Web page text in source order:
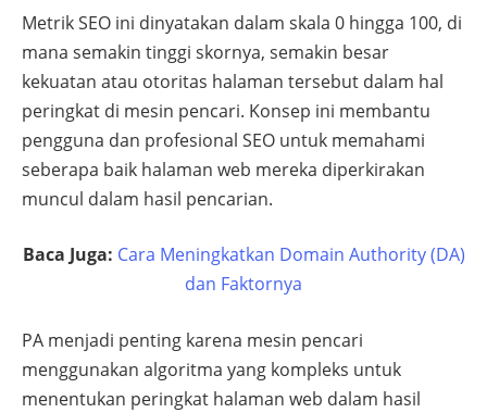
Metrik SEO ini dinyatakan dalam skala 0 hingga 100, di
mana semakin tinggi skornya, semakin besar
kekuatan atau otoritas halaman tersebut dalam hal
peringkat di mesin pencari. Konsep ini membantu
pengguna dan profesional SEO untuk memahami
seberapa baik halaman web mereka diperkirakan
muncul dalam hasil pencarian.
Baca Juga: Cara Meningkatkan Domain Authority (DA)
dan Faktornya
PA menjadi penting karena mesin pencari
menggunakan algoritma yang kompleks untuk
menentukan peringkat halaman web dalam hasil